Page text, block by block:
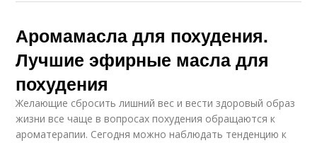
Аромамасла для похудения.
Лучшие эфирные масла для
похудения
Желающие сбросить лишний вес и вести здоровый образ
жизни все чаще в вопросах похудения обращаются к
ароматерапии. Сегодня можно наблюдать тенденцию к